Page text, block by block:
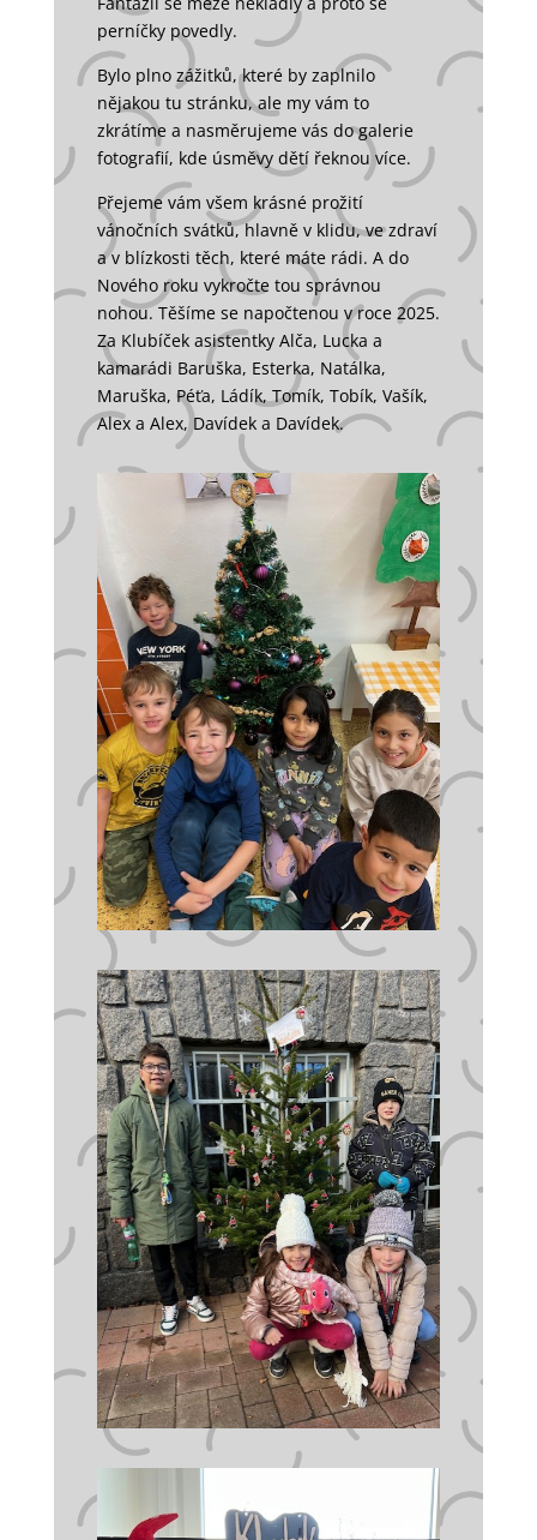
perníčky povedly.
Bylo plno zážitků, které by zaplnilo
nějakou tu stránku, ale my vám to
zkrátíme a nasměrujeme vás do galerie
fotografií, kde úsměvy dětí řeknou více.
Přejeme vám všem krásné prožití
vánočních svátků, hlavně v klidu, ve zdraví
a v blízkosti těch, které máte rádi. A do
Nového roku vykročte tou správnou
nohou. Těšíme se napočtenou v roce 2025.
Za Klubíček asistentky Alča, Lucka a
kamarádi Baruška, Esterka, Natálka,
Maruška, Péťa, Ládík, Tomík, Tobík, Vašík,
Alex a Alex, Davídek a Davídek.